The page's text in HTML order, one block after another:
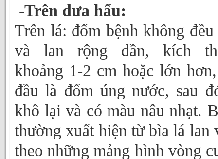
-Trên dưa hấu:
Trên lá: đốm bệnh không đều
và lan rộng dần, kích
khoảng 1-2 cm hoặc lớn
đầu là đốm úng nước, sau
khô lại và có màu nâu nhạt.
thường xuất hiện từ bìa lá lan
theo những mảng hình vòng